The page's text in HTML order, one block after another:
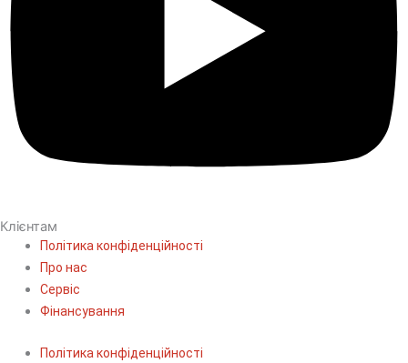
Клієнтам
Політика конфіденційності
Про нас
Сервіс
Фінансування
Політика конфіденційності